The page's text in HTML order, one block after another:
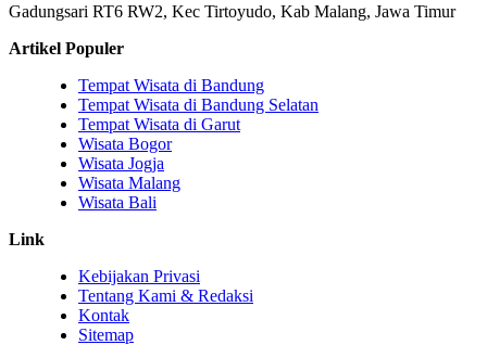
Gadungsari RT6 RW2, Kec Tirtoyudo, Kab Malang, Jawa Timur
Artikel Populer
Tempat Wisata di Bandung
Tempat Wisata di Bandung Selatan
Tempat Wisata di Garut
Wisata Bogor
Wisata Jogja
Wisata Malang
Wisata Bali
Link
Kebijakan Privasi
Tentang Kami & Redaksi
Kontak
Sitemap